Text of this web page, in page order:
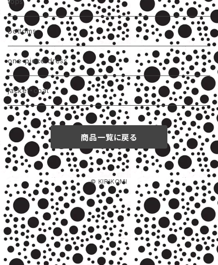
bottoms
one-piece dress
jacket・coat
商品一覧に戻る
© KIRIKOMI